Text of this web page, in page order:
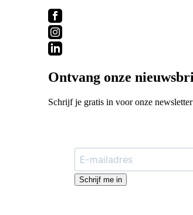
Ontvang onze
Schrijf je gratis in voor onze
Schrijf me in